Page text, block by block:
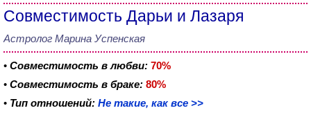
Совместимость Дарьи и Лазаря
Астролог Марина Успенская
• Совместимость в любви: 70%
• Совместимость в браке: 80%
• Тип отношений: Не такие, как все >>